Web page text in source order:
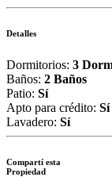
Detalles
Dormitorios: 3
Baños: 2 Baños
Patio: Sí
Apto para crédito: Sí
Lavadero: Sí
Compartí esta
Propiedad